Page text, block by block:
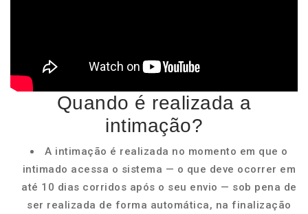
Quando é realizada a
intimação?
A intimação é realizada no momento em que o
intimado acessa o sistema — o que deve ocorrer em
até 10 dias corridos após o seu envio — sob pena de
ser realizada de forma automática, na finalização